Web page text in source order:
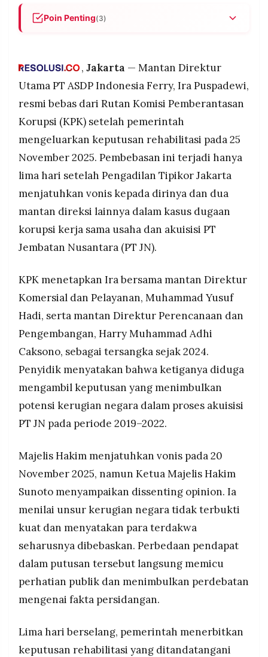
PENGADUAN
OF
SERVICE
IKUTI
KAMI
©
RESOLUSI
MEDIA
Resolusi.co
2026
PT.
RESOLUSI
MEDIA
Poin Penting(3)
Kasus ASDP memunculkan dissenting opinion
hakim yang menilai unsur kerugian negara tidak
perhatian publik terkait konsistensi penegakan
hukum.
, Jakarta — Mantan Direktur
Utama PT ASDP Indonesia Ferry, Ira Puspadewi,
resmi bebas dari Rutan Komisi Pemberantasan
Korupsi (KPK) setelah pemerintah
mengeluarkan keputusan rehabilitasi pada 25
November 2025. Pembebasan ini terjadi hanya
lima hari setelah Pengadilan Tipikor Jakarta
menjatuhkan vonis kepada dirinya dan dua
mantan direksi lainnya dalam kasus dugaan
korupsi kerja sama usaha dan akuisisi PT
Jembatan Nusantara (PT JN).
KPK menetapkan Ira bersama mantan Direktur
Komersial dan Pelayanan, Muhammad Yusuf
Hadi, serta mantan Direktur Perencanaan dan
Pengembangan, Harry Muhammad Adhi
Caksono, sebagai tersangka sejak 2024.
Penyidik menyatakan bahwa ketiganya diduga
mengambil keputusan yang menimbulkan
potensi kerugian negara dalam proses akuisisi
PT JN pada periode 2019–2022.
Majelis Hakim menjatuhkan vonis pada 20
November 2025, namun Ketua Majelis Hakim
Sunoto menyampaikan dissenting opinion. Ia
menilai unsur kerugian negara tidak terbukti
kuat dan menyatakan para terdakwa
seharusnya dibebaskan. Perbedaan pendapat
dalam putusan tersebut langsung memicu
perhatian publik dan menimbulkan perdebatan
mengenai fakta persidangan.
Lima hari berselang, pemerintah menerbitkan
keputusan rehabilitasi yang ditandatangani